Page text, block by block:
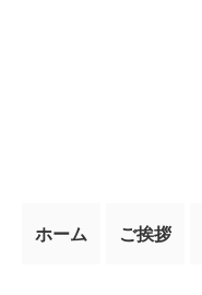
ホーム ご挨拶